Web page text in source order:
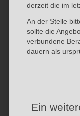
derzeit die im
An der Stelle
sollte die
verbundene
dauern als
Ein